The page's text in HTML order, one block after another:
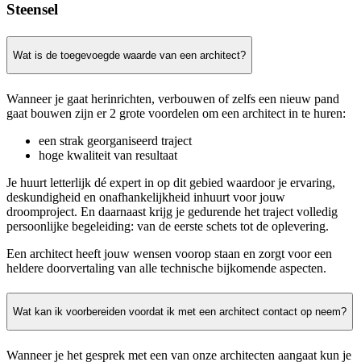
Steensel
Wat is de toegevoegde waarde van een architect?
Wanneer je gaat herinrichten, verbouwen of zelfs een nieuw pand
gaat bouwen zijn er 2 grote voordelen om een architect in te huren:
een strak georganiseerd traject
hoge kwaliteit van resultaat
Je huurt letterlijk dé expert in op dit gebied waardoor je ervaring,
deskundigheid en onafhankelijkheid inhuurt voor jouw
droomproject. En daarnaast krijg je gedurende het traject volledig
persoonlijke begeleiding: van de eerste schets tot de oplevering.
Een architect heeft jouw wensen voorop staan en zorgt voor een
heldere doorvertaling van alle technische bijkomende aspecten.
Wat kan ik voorbereiden voordat ik met een architect contact op neem?
Wanneer je het gesprek met een van onze architecten aangaat kun je